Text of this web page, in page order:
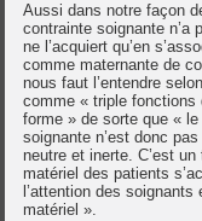
Aussi dans notre façon
contrainte soignante n’a
ne l’acquiert qu’en
comme maternante de
nous faut l’entendre
comme « triple fonctions
forme » de sorte que «
soignante n’est donc
neutre et inerte. C’est
matériel des patients
l’attention des
matériel ».